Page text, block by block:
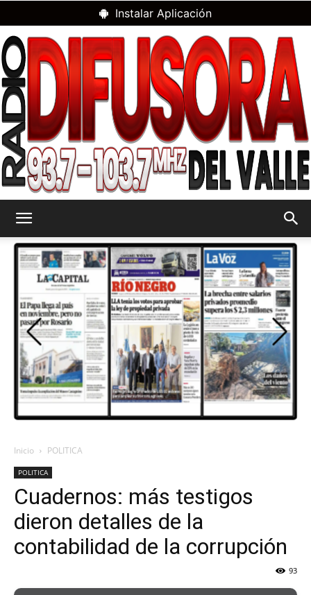
Instalar Aplicación
DIFUSORA
DEL
VALLE
Inicio POLITICA
POLITICA
Cuadernos: más testigos
dieron detalles de la
contabilidad de la corrupción
93